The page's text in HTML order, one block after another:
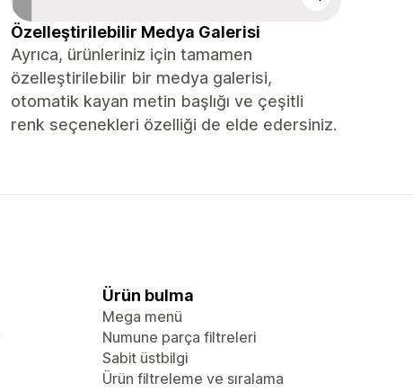
Özelleştirilebilir Medya Galerisi
Ayrıca, ürünleriniz için tamamen
özelleştirilebilir bir medya galerisi,
otomatik kayan metin başlığı ve çeşitli
renk seçenekleri özelliği de elde edersiniz.
Ürün bulma
Mega menü
Numune parça filtreleri
Sabit üstbilgi
Ürün filtreleme ve sıralama